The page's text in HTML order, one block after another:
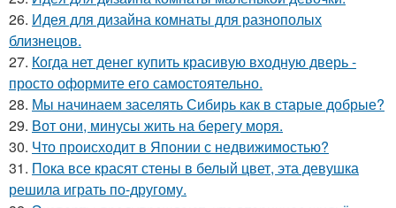
26. Идея для дизайна комнаты для разнополых
близнецов.
27. Когда нет денег купить красивую входную дверь -
просто оформите его самостоятельно.
28. Мы начинаем заселять Сибирь как в старые добрые?
29. Вот они, минусы жить на берегу моря.
30. Что происходит в Японии с недвижимостью?
31. Пока все красят стены в белый цвет, эта девушка
решила играть по-другому.